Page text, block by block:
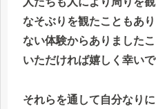
なそぶりを観たこともあ
ない体験からありました
いただければ嬉しく幸いで
それらを通して自分なり